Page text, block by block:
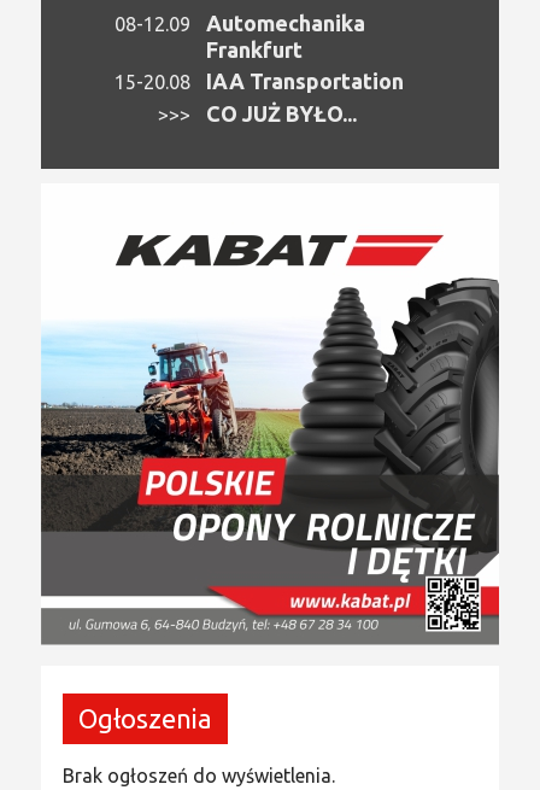
08-12.09
Automechanika
Frankfurt
15-20.08 IAA Transportation
>>> CO JUŻ BYŁO...
Ogłoszenia
Brak ogłoszeń do wyświetlenia.